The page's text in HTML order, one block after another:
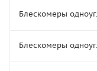
Блескомеры
Блескомеры